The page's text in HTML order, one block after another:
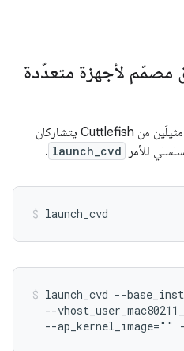
مصمّم لأجهزة متعدّدة
توضّح الأوامر التالية كيفية تشغيل مثيلَين من Cuttlefish يتشاركان
launch_cvd
.
launch_cvd --
--